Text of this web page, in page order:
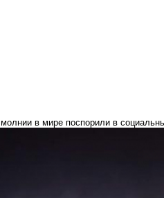
в мире поспорили в